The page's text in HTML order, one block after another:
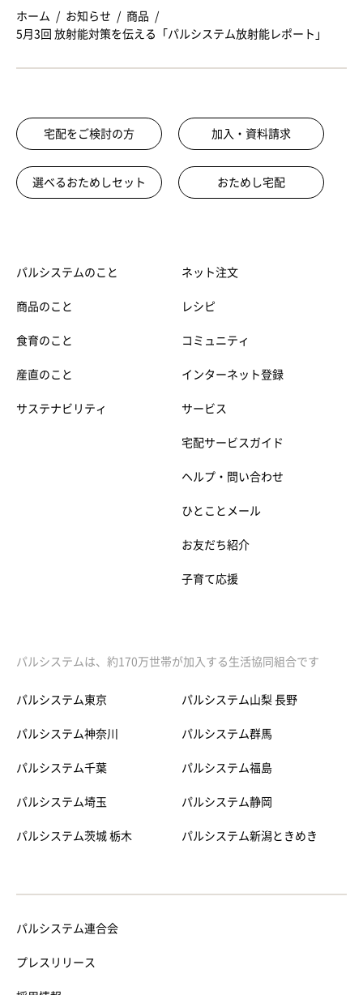
ホーム お知らせ
商品
5月3回 放射能対策を伝える「パルシステム放射能レポート」
宅配をご検討の方 加入・資料請求
選べるおためしセット おためし宅配
パルシステムのこと
商品のこと
食育のこと
産直のこと
サステナビリティ
ネット注文
レシピ
コミュニティ
インターネット登録
サービス
宅配サービスガイド
ヘルプ・問い合わせ
ひとことメール
お友だち紹介
子育て応援
パルシステムは、約170万世帯が加入する生活協同組合です
パルシステム東京
パルシステム神奈川
パルシステム千葉
パルシステム埼玉
パルシステム茨城 栃木
パルシステム山梨 長野
パルシステム群馬
パルシステム福島
パルシステム静岡
パルシステム新潟ときめき
パルシステム連合会
プレスリリース